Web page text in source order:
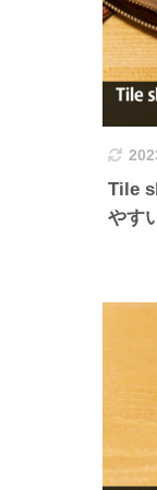
Tile
やす